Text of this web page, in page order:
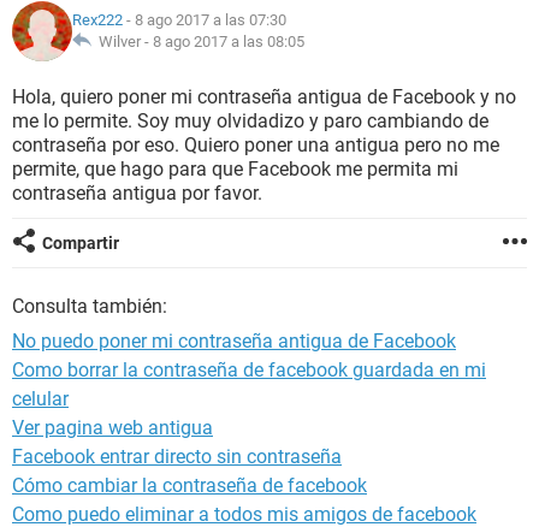
Rex222 - 8 ago 2017 a las 07:30
Wilver - 8 ago 2017 a las 08:05
Hola, quiero poner mi contraseña antigua de Facebook y no
me lo permite. Soy muy olvidadizo y paro cambiando de
contraseña por eso. Quiero poner una antigua pero no me
permite, que hago para que Facebook me permita mi
contraseña antigua por favor.
Compartir
Consulta también:
No puedo poner mi contraseña antigua de Facebook
Como borrar la contraseña de facebook guardada en mi
celular
Ver pagina web antigua
Facebook entrar directo sin contraseña
Cómo cambiar la contraseña de facebook
Como puedo eliminar a todos mis amigos de facebook